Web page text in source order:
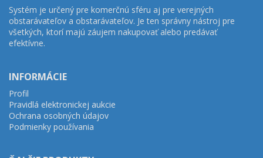
Systém je určený pre komerčnú sféru aj pre verejných
obstarávateľov a obstarávateľov. Je ten správny nástroj pre
všetkých, ktorí majú záujem nakupovať alebo predávať
efektívne.
INFORMÁCIE
Profil
Pravidlá elektronickej aukcie
Ochrana osobných údajov
Podmienky používania